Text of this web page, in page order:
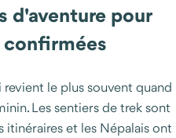
d'aventure pour
confirmées
le plus souvent quand
Les sentiers de trek sont
itinéraires et les Népalais ont